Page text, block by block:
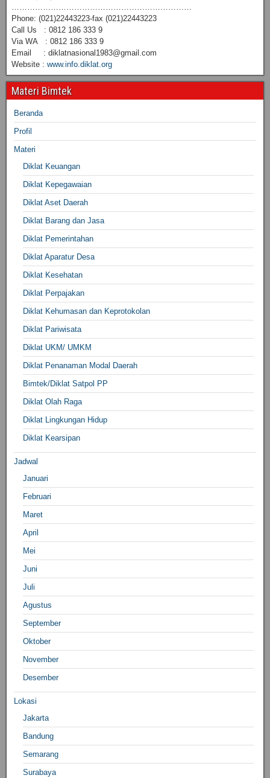
……………………………………………………………
Phone: (021)22443223-fax (021)22443223
Call Us : 0812 186 333 9
Via WA : 0812 186 333 9
Email : diklatnasional1983@gmail.com
Website : www.info.diklat.org
Materi Bimtek
Beranda
Profil
Materi
Diklat Keuangan
Diklat Kepegawaian
Diklat Aset Daerah
Diklat Barang dan Jasa
Diklat Pemerintahan
Diklat Aparatur Desa
Diklat Kesehatan
Diklat Perpajakan
Diklat Kehumasan dan Keprotokolan
Diklat Pariwisata
Diklat UKM/ UMKM
Diklat Penanaman Modal Daerah
Bimtek/Diklat Satpol PP
Diklat Olah Raga
Diklat Lingkungan Hidup
Diklat Kearsipan
Jadwal
Januari
Februari
Maret
April
Mei
Juni
Juli
Agustus
September
Oktober
November
Desember
Lokasi
Jakarta
Bandung
Semarang
Surabaya